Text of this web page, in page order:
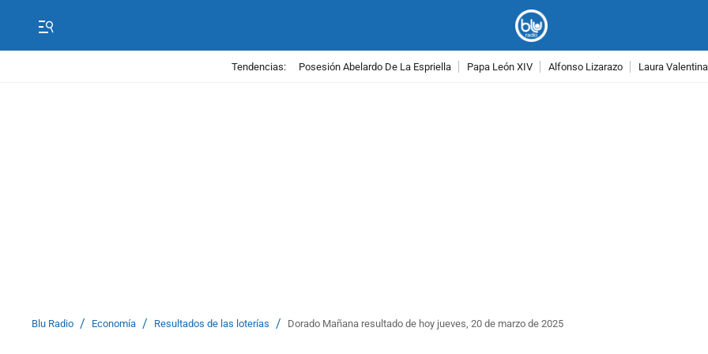
Tendencias: Posesión Abelardo De La Espriella Papa León XIV Alfonso Lizarazo Laura
Blu Radio / Economía / Resultados de las loterías / Dorado Mañana resultado de hoy jueves, 20 de marzo de 2025